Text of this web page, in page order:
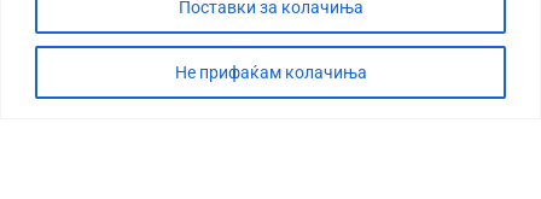
Поставки за колачиња
Не прифаќам колачиња